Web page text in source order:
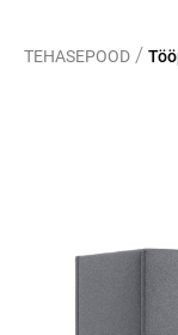
TEHASEPOOD /